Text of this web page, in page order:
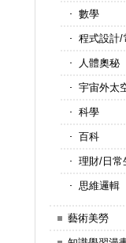
數學
程式設計/
人體奧秘
宇宙外太
科學
百科
理財/日常
思維邏輯
藝術美勞